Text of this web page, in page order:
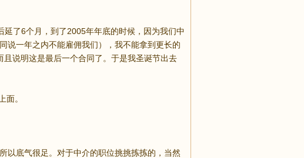
了6个月，到了2005年年底的时候，因为我们中
说一年之内不能雇佣我们），我不能拿到更长的
说明这是最后一个合同了。于是我圣诞节出去
面。
以底气很足。对于中介的职位挑挑拣拣的，当然